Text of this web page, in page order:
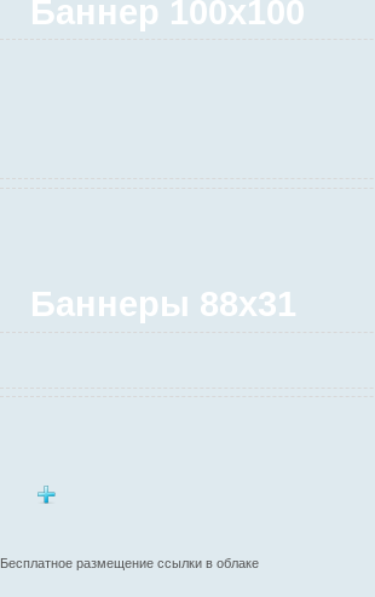
Баннер 100х100
Баннеры 88х31
Бесплатное размещение ссылки в облаке